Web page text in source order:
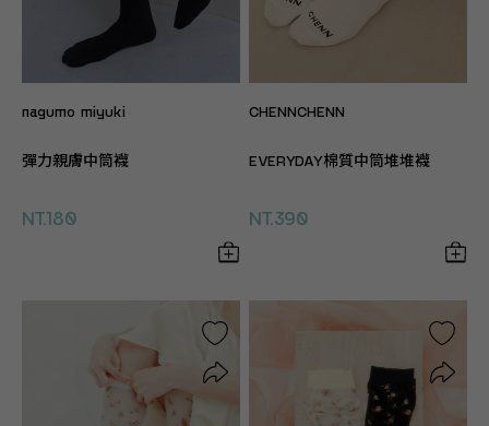
nagumo miyuki
彈力親膚中筒襪
NT.180
CHENNCHENN
EVERYDAY棉質中筒堆堆襪
NT.390